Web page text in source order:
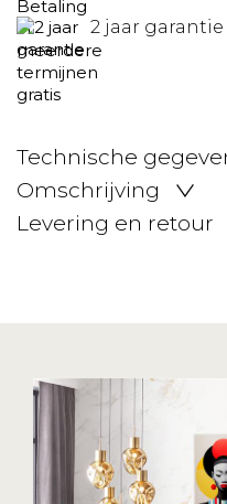
2 jaar garantie
Technische
Omschrijving
Levering en retour